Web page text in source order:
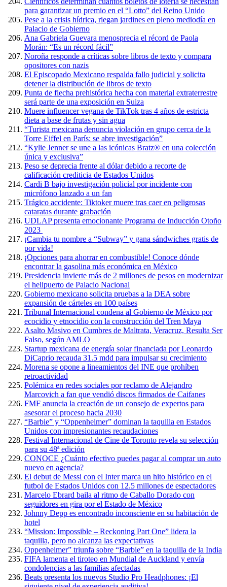
para garantizar un premio en el “Lotto” del Reino Unido
Pese a la crisis hídrica, riegan jardines en pleno mediodía en
Palacio de Gobierno
Ana Gabriela Guevara menosprecia el récord de Paola
Morán: “Es un récord fácil”
Noroña responde a críticas sobre libros de texto y compara
opositores con nazis
El Episcopado Mexicano respalda fallo judicial y solicita
detener la distribución de libros de texto
Punta de flecha prehistórica hecha con material extraterrestre
será parte de una exposición en Suiza
Muere influencer vegana de TikTok tras 4 años de estricta
dieta a base de frutas y sin agua
“Turista mexicana denuncia violación en grupo cerca de la
Torre Eiffel en París: se abre investigación”
“Kylie Jenner se une a las icónicas Bratz® en una colección
única y exclusiva”
Peso se deprecia frente al dólar debido a recorte de
calificación crediticia de Estados Unidos
Cardi B bajo investigación policial por incidente con
micrófono lanzado a un fan
Trágico accidente: Tiktoker muere tras caer en peligrosas
cataratas durante grabación
UDLAP presenta emocionante Programa de Inducción Otoño
2023
¡Cambia tu nombre a “Subway” y gana sándwiches gratis de
por vida!
¡Opciones para ahorrar en combustible! Conoce dónde
encontrar la gasolina más económica en México
Presidencia invierte más de 2 millones de pesos en modernizar
el helipuerto de Palacio Nacional
Gobierno mexicano solicita pruebas a la DEA sobre
expansión de cárteles en 100 países
Tribunal Internacional condena al Gobierno de México por
ecocidio y etnocidio con la construcción del Tren Maya
Asalto Masivo en Cumbres de Maltrata, Veracruz, Resulta Ser
Falso, según AMLO
Startup mexicana de energía solar financiada por Leonardo
DiCaprio recauda 31.5 mdd para impulsar su crecimiento
Morena se opone a lineamientos del INE que prohíben
retroactividad
Polémica en redes sociales por reclamo de Alejandro
Marcovich a fan que vendió discos firmados de Caifanes
FMF anuncia la creación de un consejo de expertos para
asesorar el proceso hacia 2030
“Barbie” y “Oppenheimer” dominan la taquilla en Estados
Unidos con impresionantes recaudaciones
Festival Internacional de Cine de Toronto revela su selección
para su 48ª edición
CONOCE ¿Cuánto efectivo puedes pagar al comprar un auto
nuevo en agencia?
El debut de Messi con el Inter marca un hito histórico en el
futbol de Estados Unidos con 12.5 millones de espectadores
Marcelo Ebrard baila al ritmo de Caballo Dorado con
seguidores en gira por el Estado de México
Johnny Depp es encontrado inconsciente en su habitación de
hotel
“Mission: Impossible – Reckoning Part One” lidera la
taquilla, pero no alcanza las expectativas
Oppenheimer” triunfa sobre “Barbie” en la taquilla de la India
FIFA lamenta el tiroteo en Mundial de Auckland y envía
condolencias a las familias afectadas
Beats presenta los nuevos Studio Pro Headphones: ¡El